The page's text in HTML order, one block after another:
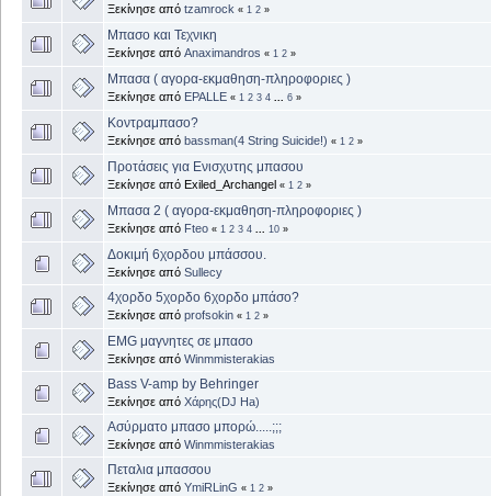
Ξεκίνησε από tzamrock « 1 2 »
Μπασο και Τεχνικη
Ξεκίνησε από Anaximandros « 1 2 »
Μπασα ( αγορα-εκμαθηση-πληροφοριες )
Ξεκίνησε από EPALLE « 1 2 3 4 6 »
Kοντραμπασο?
Ξεκίνησε από bassman(4 String Suicide!) « 1 2 »
Προτάσεις για Ενισχυτης μπασου
Ξεκίνησε από Exiled_Archangel « 1 2 »
Μπασα 2 ( αγορα-εκμαθηση-πληροφοριες )
Ξεκίνησε από Fteo « 1 2 3 4 10 »
Δοκιμή 6χορδου μπάσσου.
Ξεκίνησε από Sullecy
4χορδο 5χορδο 6χορδο μπάσο?
Ξεκίνησε από profsokin « 1 2 »
EMG μαγνητες σε μπασο
Ξεκίνησε από Winmmisterakias
Bass V-amp by Behringer
Ξεκίνησε από Χάρης(DJ Ha)
Ασύρματο μπασο μπορώ.....;;;
Ξεκίνησε από Winmmisterakias
Πεταλια μπασσου
Ξεκίνησε από YmiRLinG « 1 2 »